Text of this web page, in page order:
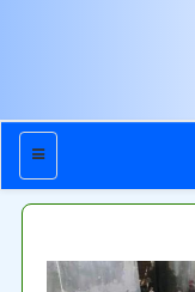
منو